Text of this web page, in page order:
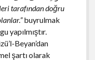
tarafından doğru
buyrulmak
yapılmıştır.
Beyan’dan
şartı olarak